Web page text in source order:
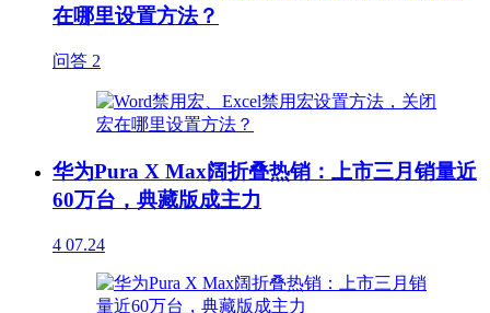
在哪里设置方法？
问答 2
华为Pura X Max阔折叠热销：上市三月销量近
60万台，典藏版成主力
4 07.24